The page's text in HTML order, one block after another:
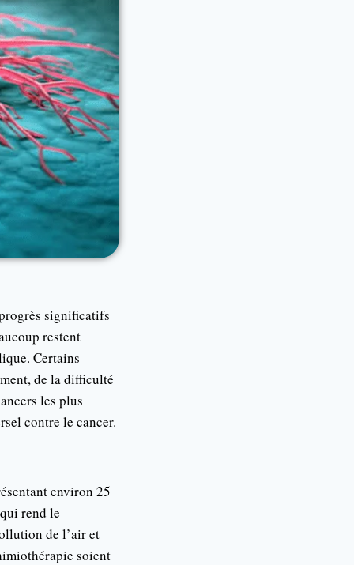
significatifs
restent
Certains
de la difficulté
les plus
contre le cancer.
environ 25
rend le
de l’air et
soient